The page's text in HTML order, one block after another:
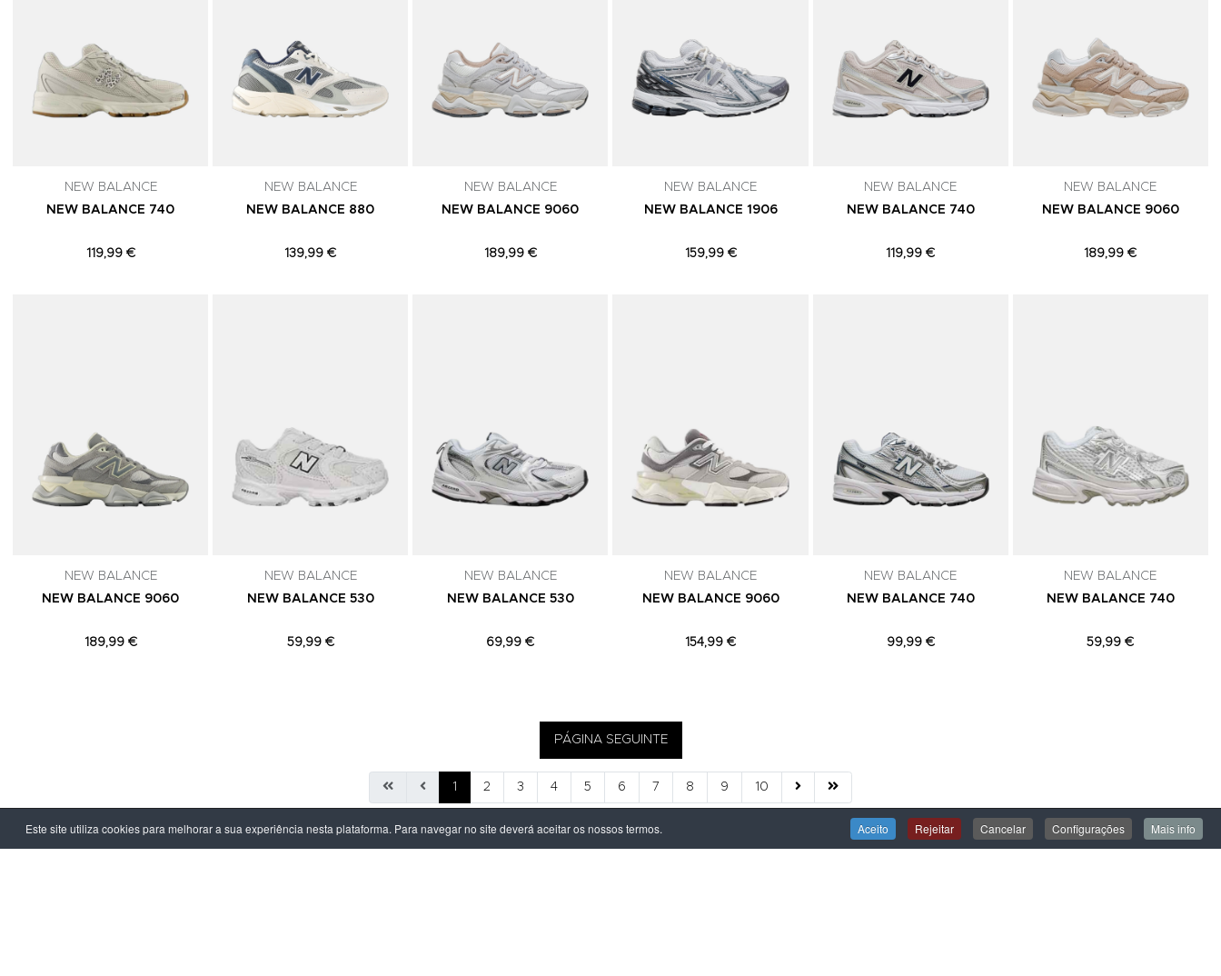
NEW BALANCE
NEW BALANCE 740
119,99 €
NEW BALANCE
NEW BALANCE 880
139,99 €
NEW BALANCE
NEW BALANCE 9060
189,99 €
NEW BALANCE
NEW BALANCE 1906
159,99 €
NEW BALANCE
NEW BALANCE 740
119,99 €
NEW BALANCE
NEW BALANCE 9060
189,99 €
NEW BALANCE
NEW BALANCE 9060
189,99 €
NEW BALANCE
NEW BALANCE 530
59,99 €
NEW BALANCE
NEW BALANCE 530
69,99 €
NEW BALANCE
NEW BALANCE 9060
154,99 €
NEW BALANCE
NEW BALANCE 740
99,99 €
NEW BALANCE
NEW BALANCE 740
59,99 €
PÁGINA SEGUINTE
1 2 3 4 5 6 7 8 9 10
Este site utiliza cookies para melhorar a sua experiência nesta plataforma. Para navegar no site deverá aceitar os nossos termos. Aceito Rejeitar Cancelar Configurações Mais info